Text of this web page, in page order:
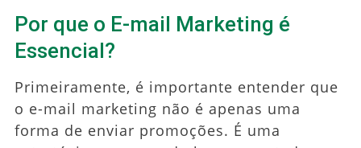
Por que o E-mail Marketing é
Essencial?
Primeiramente, é importante entender que
o e-mail marketing não é apenas uma
forma de enviar promoções. É uma